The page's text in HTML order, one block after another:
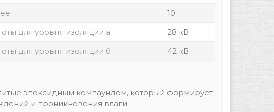
10
для уровня изоляции а
28 кВ
для уровня изоляции б
42 кВ
эпоксидным компаундом, который формирует
и проникновения влаги.